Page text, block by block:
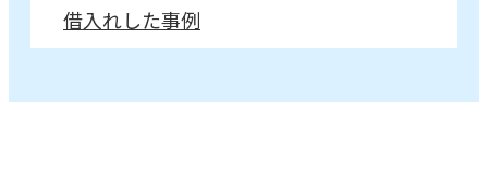
借入れした事例